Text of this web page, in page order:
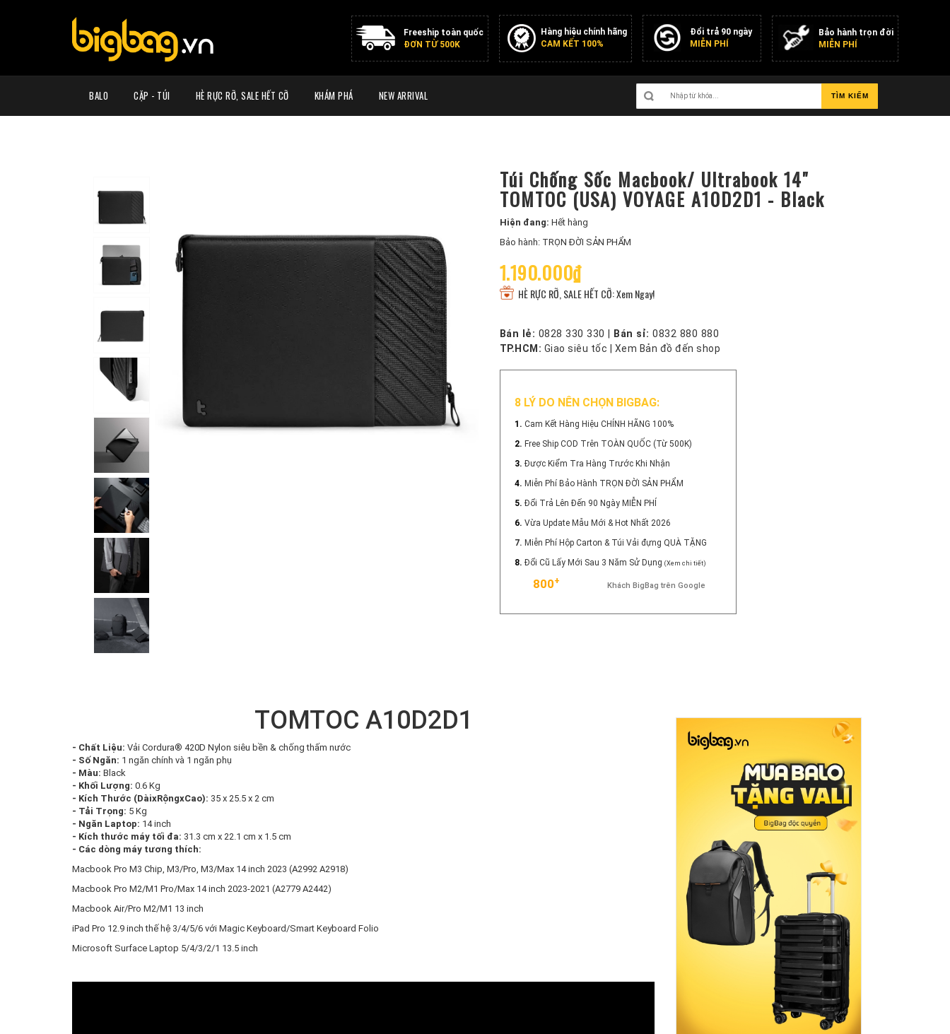
Freeship toàn quốc
ĐƠN TỪ 500K
Hàng hiệu chính hãng
CAM KẾT 100%
Đổi trả 90 ngày
MIỄN PHÍ
Bảo hành trọn đời
MIỄN PHÍ
TÌM KIẾM
BALO CẶP - TÚI HÈ RỰC RỠ, SALE HẾT CỠ KHÁM PHÁ NEW ARRIVAL
Túi Chống Sốc Macbook/ Ultrabook 14"
TOMTOC (USA) VOYAGE A10D2D1 - Black
Hiện đang: Hết hàng
Bảo hành: TRỌN ĐỜI SẢN PHẨM
1.190.000₫
HÈ RỰC RỠ, SALE HẾT CỠ: Xem Ngay!
Bán lẻ: 0828 330 330 Bán sỉ: 0832 880 880
TP.HCM: Giao siêu tốc Xem Bản đồ đến shop
8 LÝ DO NÊN CHỌN BIGBAG:
1. Cam Kết Hàng Hiệu CHÍNH HÃNG 100%
2. Free Ship COD Trên TOÀN QUỐC (Từ 500K)
3. Được Kiểm Tra Hàng Trước Khi Nhận
4. Miễn Phí Bảo Hành TRỌN ĐỜI SẢN PHẨM
5. Đổi Trả Lên Đến 90 Ngày MIỄN PHÍ
6. Vừa Update Mẫu Mới & Hot Nhất 2026
7. Miễn Phí Hộp Carton & Túi Vải đựng QUÀ TẶNG
8. Đổi Cũ Lấy Mới Sau 3 Năm Sử Dụng (Xem chi tiết)
800+ Khách BigBag trên Google
TOMTOC A10D2D1
- Chất Liệu: Vải Cordura® 420D Nylon siêu bền & chống thấm nước
- Số Ngăn: 1 ngăn chính và 1 ngăn phụ
- Màu: Black
- Khối Lượng: 0.6 Kg
- Kích Thước (DàixRộngxCao): 35 x 25.5 x 2 cm
- Tải Trọng: 5 Kg
- Ngăn Laptop: 14 inch
- Kích thước máy tối đa: 31.3 cm x 22.1 cm x 1.5 cm
- Các dòng máy tương thích:
Macbook Pro M3 Chip, M3/Pro, M3/Max 14 inch 2023 (A2992 A2918)
Macbook Pro M2/M1 Pro/Max 14 inch 2023-2021 (A2779 A2442)
Macbook Air/Pro M2/M1 13 inch
iPad Pro 12.9 inch thế hệ 3/4/5/6 với Magic Keyboard/Smart Keyboard Folio
Microsoft Surface Laptop 5/4/3/2/1 13.5 inch